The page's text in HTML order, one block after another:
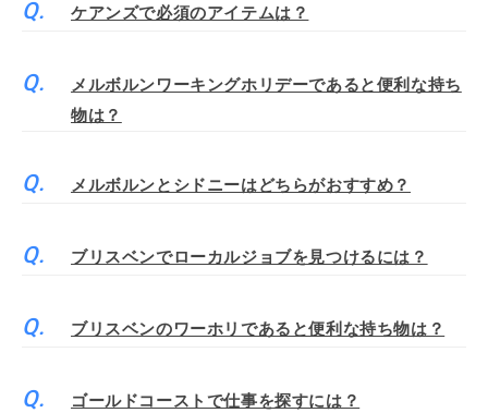
ケアンズで必須のアイテムは？
メルボルンワーキングホリデーであると便利な持ち
物は？
メルボルンとシドニーはどちらがおすすめ？
ブリスベンでローカルジョブを見つけるには？
ブリスベンのワーホリであると便利な持ち物は？
ゴールドコーストで仕事を探すには？